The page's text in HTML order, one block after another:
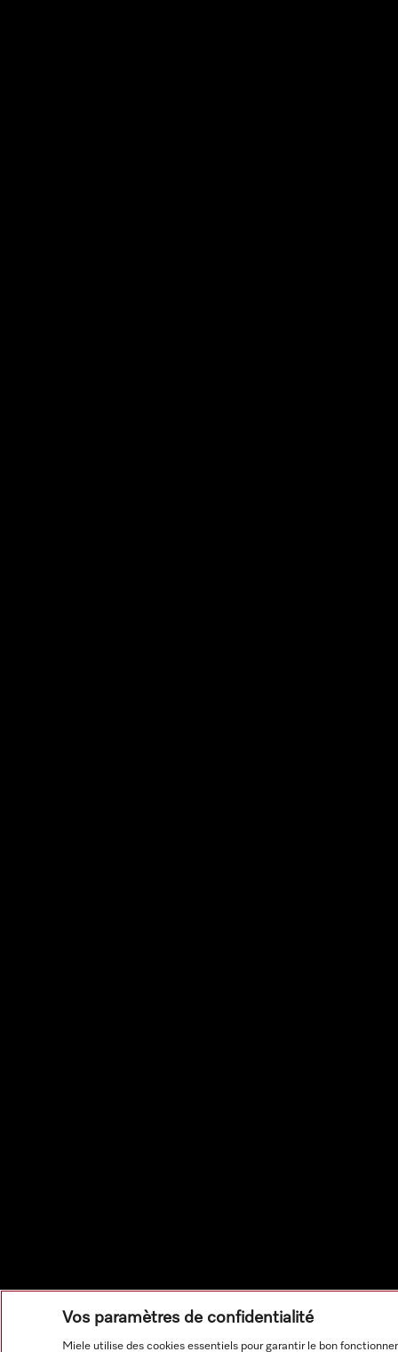
Vos paramètres de confidentialité
Miele utilise des cookies essentiels pour garantir le bon